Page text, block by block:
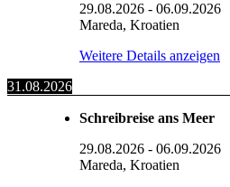
29.08.2026 - 06.09.2026
Mareda, Kroatien
Weitere Details anzeigen
31.08.2026
Schreibreise ans Meer
29.08.2026 - 06.09.2026
Mareda, Kroatien